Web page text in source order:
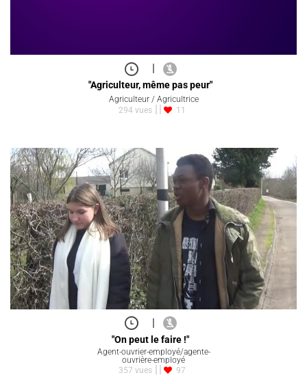
"Agriculteur, même pas peur"
Agriculteur / Agricultrice
294 vues
11
|
"On peut le faire !"
Agent-ouvrier-employé/agente-
ouvrière-employé
357 vues
97